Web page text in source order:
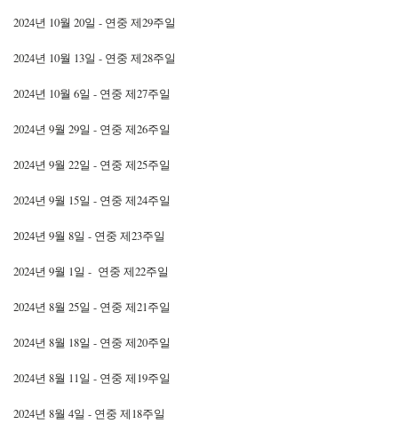
2024년 10월 20일 - 연중 제29주일
2024년 10월 13일 - 연중 제28주일
2024년 10월 6일 - 연중 제27주일
2024년 9월 29일 - 연중 제26주일
2024년 9월 22일 - 연중 제25주일
2024년 9월 15일 - 연중 제24주일
2024년 9월 8일 - 연중 제23주일
2024년 9월 1일 - 연중 제22주일
2024년 8월 25일 - 연중 제21주일
2024년 8월 18일 - 연중 제20주일
2024년 8월 11일 - 연중 제19주일
2024년 8월 4일 - 연중 제18주일